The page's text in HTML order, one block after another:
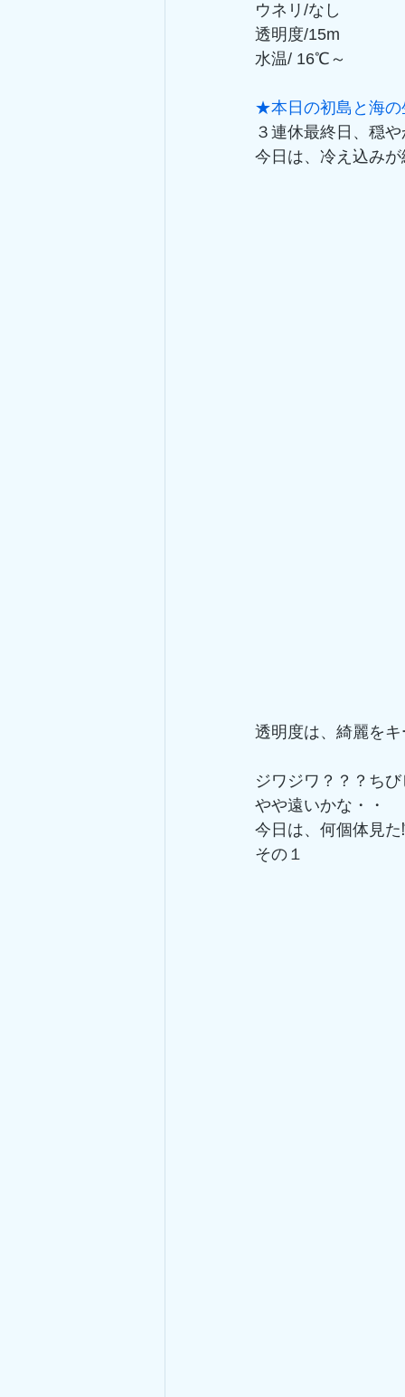
ウネリ/なし
透明度/15m
水温/ 16℃～
★本日の初島と海の
３連休最終日、穏
今日は、冷え込み
透明度は、綺麗を
ジワジワ？？？ち
やや遠いかな・・
今日は、何個体見た
その１